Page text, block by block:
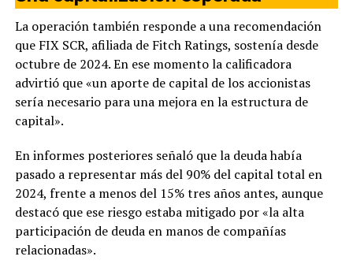
La operación también responde a una recomendación
que FIX SCR, afiliada de Fitch Ratings, sostenía desde
octubre de 2024. En ese momento la calificadora
advirtió que «un aporte de capital de los accionistas
sería necesario para una mejora en la estructura de
capital».
En informes posteriores señaló que la deuda había
pasado a representar más del 90% del capital total en
2024, frente a menos del 15% tres años antes, aunque
destacó que ese riesgo estaba mitigado por «la alta
participación de deuda en manos de compañías
relacionadas».